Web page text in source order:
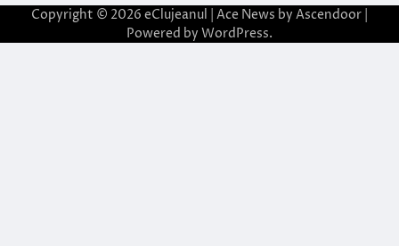
Copyright © 2026 eClujeanul | Ace News by Ascendoor
Powered by WordPress.